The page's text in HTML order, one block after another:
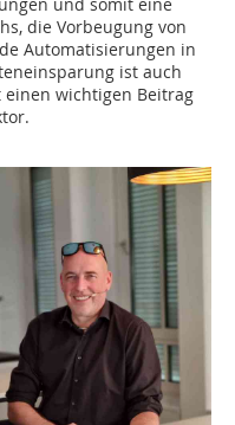
die Vorbeugung von
Automatisierungen in
ist auch
einen wichtigen Beitrag